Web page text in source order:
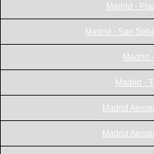
Madrid -
Madrid - San
Madrid
Madrid -
Madrid
Madrid